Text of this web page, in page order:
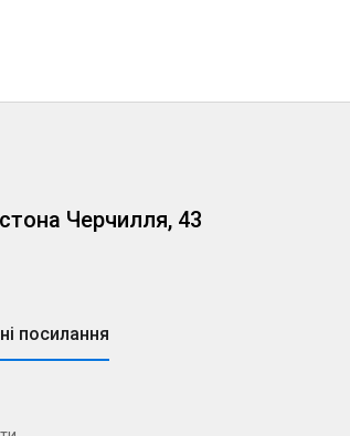
Черчилля, 43
посилання